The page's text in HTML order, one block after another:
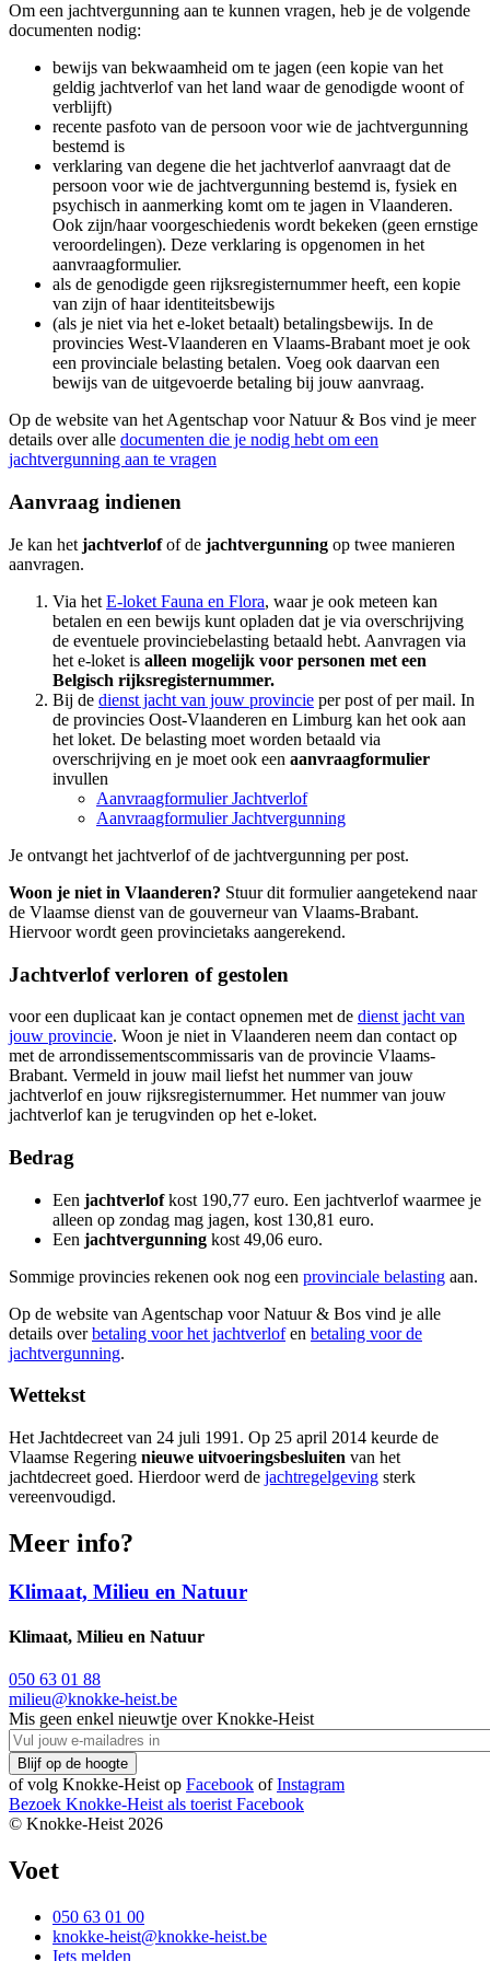
Om een jachtvergunning aan te kunnen vragen, heb je de volgende
documenten nodig:
bewijs van bekwaamheid om te jagen (een kopie van het
geldig jachtverlof van het land waar de genodigde woont of
verblijft)
recente pasfoto van de persoon voor wie de jachtvergunning
bestemd is
verklaring van degene die het jachtverlof aanvraagt dat de
persoon voor wie de jachtvergunning bestemd is, fysiek en
psychisch in aanmerking komt om te jagen in Vlaanderen.
Ook zijn/haar voorgeschiedenis wordt bekeken (geen ernstige
veroordelingen). Deze verklaring is opgenomen in het
aanvraagformulier.
als de genodigde geen rijksregisternummer heeft, een kopie
van zijn of haar identiteitsbewijs
(als je niet via het e-loket betaalt) betalingsbewijs. In de
provincies West-Vlaanderen en Vlaams-Brabant moet je ook
een provinciale belasting betalen. Voeg ook daarvan een
bewijs van de uitgevoerde betaling bij jouw aanvraag.
Op de website van het Agentschap voor Natuur & Bos vind je meer
details over alle documenten die je nodig hebt om een
jachtvergunning aan te vragen
Aanvraag indienen
Je kan het jachtverlofof de jachtvergunning op twee manieren
aanvragen.
Via het E-loket Fauna en Flora, waar je ook meteen kan
betalen en een bewijs kunt opladen dat je via overschrijving
de eventuele provinciebelasting betaald hebt. Aanvragen via
het e-loket is alleen mogelijk voor personen met een
Belgisch rijksregisternummer.
Bij de dienst jacht van jouw provincie per post of per mail. In
de provincies Oost-Vlaanderen en Limburg kan het ook aan
het loket. De belasting moet worden betaald via
overschrijving en je moet ook een aanvraagformulier
invullen
Aanvraagformulier Jachtverlof
Aanvraagformulier Jachtvergunning
Je ontvangt het jachtverlof of de jachtvergunning per post.
Woon je niet in Vlaanderen? Stuur dit formulier aangetekend naar
de Vlaamse dienst van de gouverneur van Vlaams-Brabant.
Hiervoor wordt geen provincietaks aangerekend.
Jachtverlof verloren of gestolen
voor een duplicaat kan je contact opnemen met de dienst jacht van
jouw provincie. Woon je niet in Vlaanderen neem dan contact op
met de arrondissementscommissaris van de provincie Vlaams-
Brabant. Vermeld in jouw mail liefst het nummer van jouw
jachtverlof en jouw rijksregisternummer. Het nummer van jouw
jachtverlof kan je terugvinden op het e-loket.
Bedrag
Een jachtverlofkost 190,77 euro. Een jachtverlof waarmee je
alleen op zondag mag jagen, kost 130,81 euro.
Een jachtvergunning kost 49,06 euro.
Sommige provincies rekenen ook nog een provinciale belasting aan.
Op de website van Agentschap voor Natuur & Bos vind je alle
details overbetaling voor het jachtverlofen betaling voor de
jachtvergunning.
Wettekst
Het Jachtdecreet van 24 juli 1991. Op 25 april 2014 keurde de
Vlaamse Regering nieuwe uitvoeringsbesluiten van het
jachtdecreet goed. Hierdoor werd de jachtregelgeving sterk
vereenvoudigd.
Meer info?
Klimaat, Milieu en Natuur
Klimaat, Milieu en Natuur
050 63 01 88
milieu@knokke-heist.be
Mis geen enkel nieuwtje over Knokke-Heist
of volg Knokke-Heist op Facebook ofInstagram
Bezoek Knokke-Heist als toerist Facebook
© Knokke-Heist 2026
Voet
050 63 01 00
knokke-heist@knokke-heist.be
Iets melden